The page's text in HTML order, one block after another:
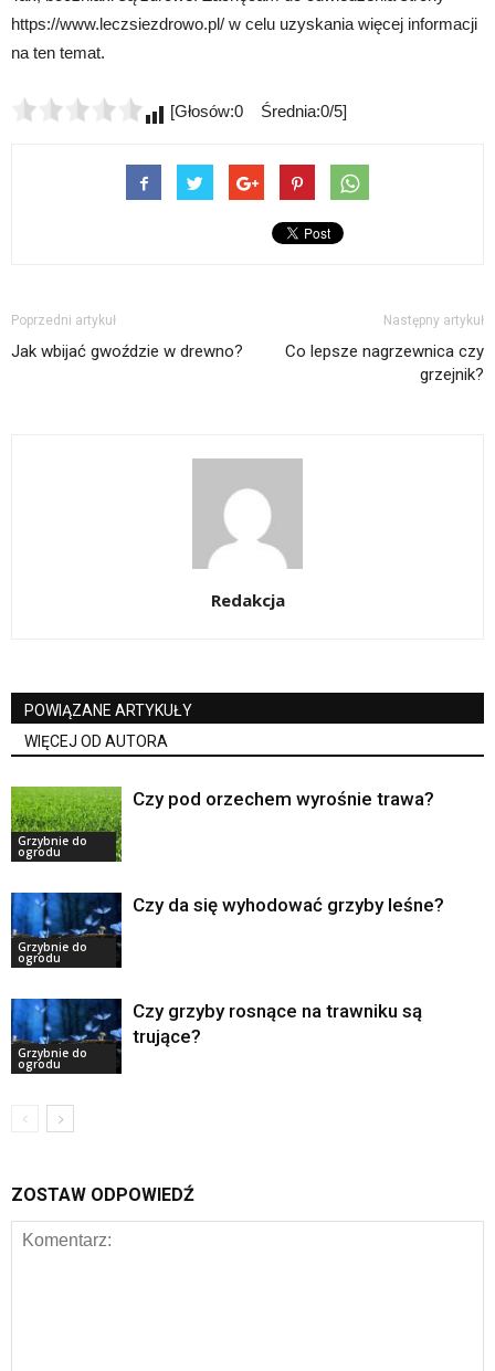
https://www.leczsiezdrowo.pl/ w celu uzyskania więcej informacji
na ten temat.
[Głosów:0 Średnia:0/5]
Poprzedni artykuł
Jak wbijać gwoździe w drewno?
Następny artykuł
Co lepsze nagrzewnica czy
grzejnik?
Redakcja
POWIĄZANE ARTYKUŁY
WIĘCEJ OD AUTORA
Grzybnie do
ogrodu
Czy pod orzechem wyrośnie trawa?
Grzybnie do
ogrodu
Czy da się wyhodować grzyby leśne?
Grzybnie do
ogrodu
Czy grzyby rosnące na trawniku są
trujące?
ZOSTAW ODPOWIEDŹ